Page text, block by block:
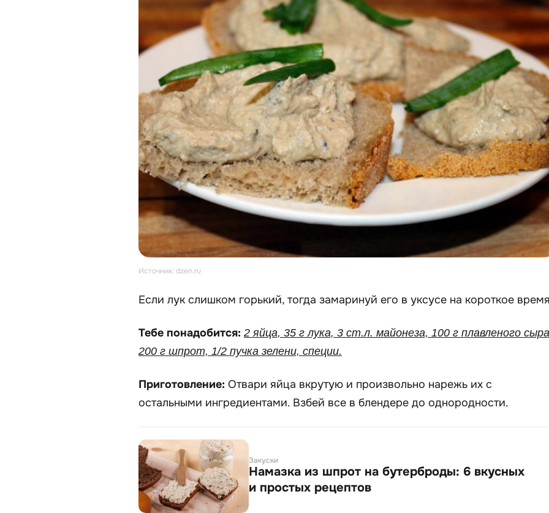
Источник: dzen.ru
Если лук слишком горький, тогда замаринуй его в уксусе на короткое
Тебе понадобится: 2 яйца, 35 г лука, 3 ст.л. майонеза, 100 г плавленого
200 г шпрот, 1/2 пучка зелени, специи.
Приготовление: Отвари яйца вкрутую и произвольно нарежь их с
остальными ингредиентами. Взбей все в блендере до однородности.
Закуски
Намазка из шпрот на бутерброды: 6 вкусных
и простых рецептов